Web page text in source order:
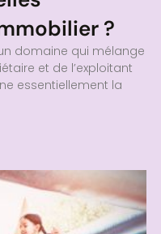
?
domaine qui mélange
et de l’exploitant
essentiellement la